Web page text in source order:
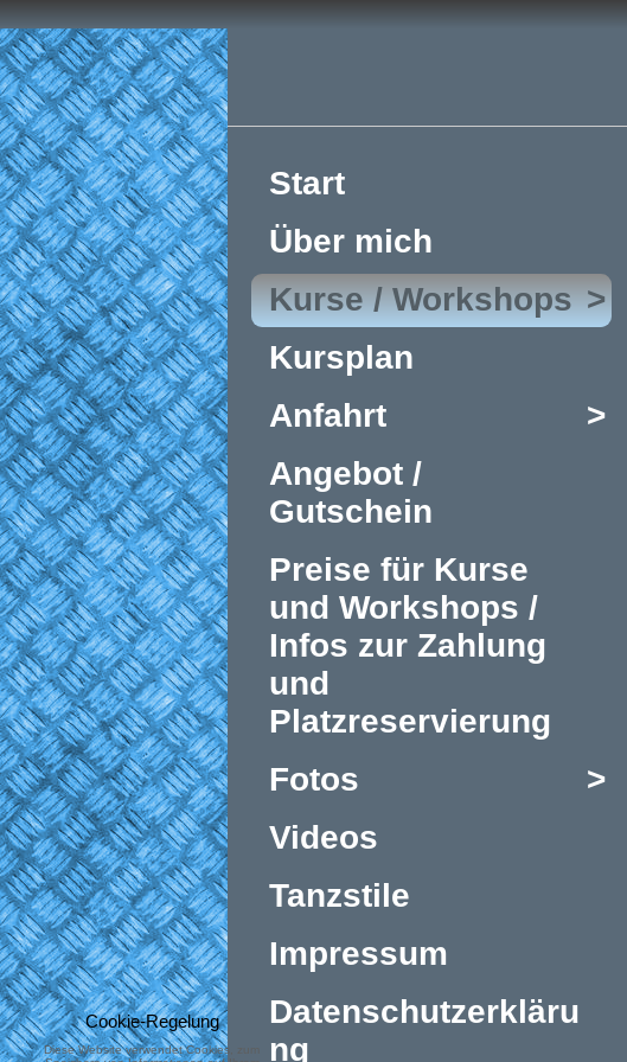
Start
Über mich
>
Kurse / Workshops
Kursplan
>
Anfahrt
Angebot /
Gutschein
Preise für Kurse
und Workshops /
Infos zur Zahlung
und
Platzreservierung
>
Fotos
Videos
Tanzstile
Impressum
Datenschutzerkläru
ng
Cookie-Regelung
Diese Website verwendet Cookies, zum